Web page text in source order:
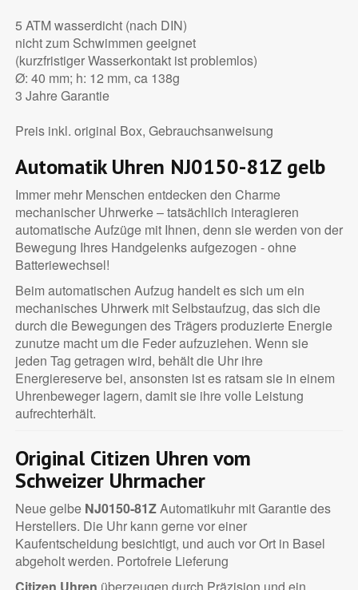
5 ATM wasserdicht (nach DIN)
nicht zum Schwimmen geeignet
(kurzfristiger Wasserkontakt ist problemlos)
Ø: 40 mm; h: 12 mm, ca 138g
3 Jahre Garantie
Preis inkl. original Box, Gebrauchsanweisung
Automatik Uhren NJ0150-81Z gelb
Immer mehr Menschen entdecken den Charme
mechanischer Uhrwerke – tatsächlich interagieren
automatische Aufzüge mit Ihnen, denn sie werden von der
Bewegung Ihres Handgelenks aufgezogen - ohne
Batteriewechsel!
Beim automatischen Aufzug handelt es sich um ein
mechanisches Uhrwerk mit Selbstaufzug, das sich die
durch die Bewegungen des Trägers produzierte Energie
zunutze macht um die Feder aufzuziehen. Wenn sie
jeden Tag getragen wird, behält die Uhr ihre
Energiereserve bei, ansonsten ist es ratsam sie in einem
Uhrenbeweger lagern, damit sie ihre volle Leistung
aufrechterhält.
Original Citizen Uhren vom
Schweizer Uhrmacher
Neue gelbe NJ0150-81ZAutomatikuhr mit Garantie des
Herstellers. Die Uhr kann gerne vor einer
Kaufentscheidung besichtigt, und auch vor Ort in Basel
abgeholt werden. Portofreie Lieferung
Citizen Uhren überzeugen durch Präzision und ein